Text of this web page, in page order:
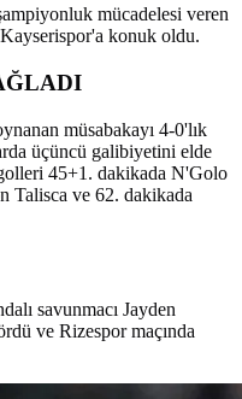
mücadelesi veren
konuk oldu.
müsabakayı 4-0'lık
üçüncü galibiyetini elde
45+1. dakikada N'Golo
Talisca ve 62. dakikada
savunmacı Jayden
ve Rizespor maçında